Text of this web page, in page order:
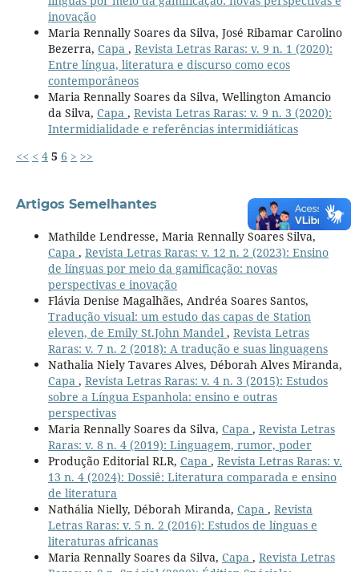
inovação
Maria Rennally Soares da Silva, José Ribamar Carolino
Bezerra, Capa , Revista Letras Raras: v. 9 n. 1 (2020):
Entre língua, literatura e discurso como ecos
contemporâneos
Maria Rennally Soares da Silva, Wellington Amancio
da Silva, Capa , Revista Letras Raras: v. 9 n. 3 (2020):
Intermidialidade e referências intermidiáticas
<< < 4 5 6 > >>
Artigos Semelhantes
Mathilde Lendresse, Maria Rennally Soares Silva,
Capa , Revista Letras Raras: v. 12 n. 2 (2023): Ensino
de línguas por meio da gamificação: novas
perspectivas e inovação
Flávia Denise Magalhães, Andréa Soares Santos,
Tradução visual: um estudo das capas de Station
eleven, de Emily St.John Mandel , Revista Letras
Raras: v. 7 n. 2 (2018): A tradução e suas linguagens
Nathalia Niely Tavares Alves, Déborah Alves Miranda,
Capa , Revista Letras Raras: v. 4 n. 3 (2015): Estudos
sobre a Língua Espanhola: ensino e outras
perspectivas
Maria Rennally Soares da Silva, Capa , Revista Letras
Raras: v. 8 n. 4 (2019): Linguagem, rumor, poder
Produção Editorial RLR, Capa , Revista Letras Raras: v.
13 n. 4 (2024): Dossiê: Literatura comparada e ensino
de literatura
Nathália Nielly, Déborah Miranda, Capa , Revista
Letras Raras: v. 5 n. 2 (2016): Estudos de línguas e
literaturas africanas
Maria Rennally Soares da Silva, Capa , Revista Letras